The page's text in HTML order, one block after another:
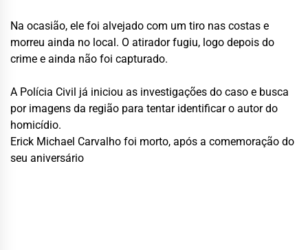
Na ocasião, ele foi alvejado com um tiro nas costas e
morreu ainda no local. O atirador fugiu, logo depois do
crime e ainda não foi capturado.
A Polícia Civil já iniciou as investigações do caso e busca
por imagens da região para tentar identificar o autor do
homicídio.
Erick Michael Carvalho foi morto, após a comemoração do
seu aniversário